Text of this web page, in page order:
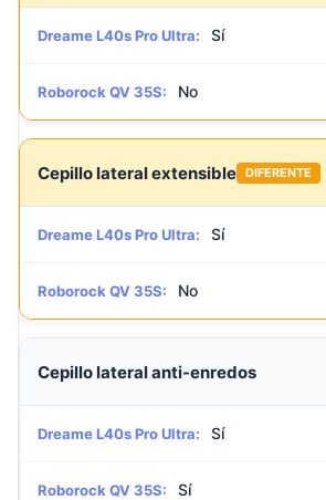
Dreame L40s Pro Ultra: Sí
Roborock QV 35S: No
Cepillo lateral extensible DIFERENTE
Dreame L40s Pro Ultra: Sí
Roborock QV 35S: No
Cepillo lateral anti-enredos
Dreame L40s Pro Ultra: Sí
Roborock QV 35S: Sí